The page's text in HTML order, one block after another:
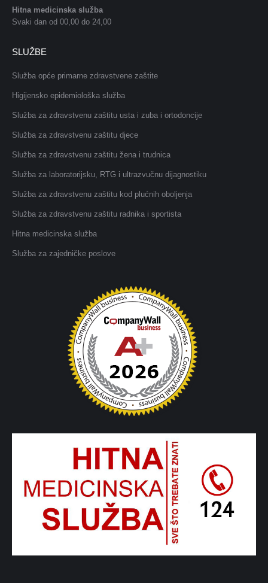
Hitna medicinska služba
Svaki dan od 00,00 do 24,00
SLUŽBE
Služba opće primarne zdravstvene zaštite
Higijensko epidemiološka služba
Služba za zdravstvenu zaštitu usta i zuba i ortodoncije
Služba za zdravstvenu zaštitu djece
Služba za zdravstvenu zaštitu žena i trudnica
Služba za laboratorijsku, RTG i ultrazvučnu dijagnostiku
Služba za zdravstvenu zaštitu kod plućnih oboljenja
Služba za zdravstvenu zaštitu radnika i sportista
Hitna medicinska služba
Služba za zajedničke poslove